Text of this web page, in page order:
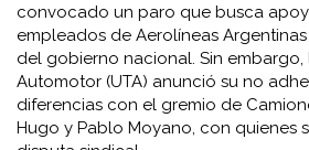
convocado un paro que busca
empleados de Aerolíneas
del gobierno nacional. Sin embargo,
Automotor (UTA) anunció su no
diferencias con el gremio de
Hugo y Pablo Moyano, con quienes